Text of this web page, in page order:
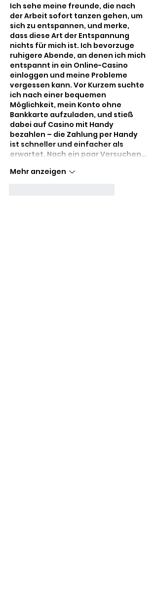
Ich sehe meine freunde, die nach
der Arbeit sofort tanzen gehen, um
sich zu entspannen, und merke,
dass diese Art der Entspannung
nichts für mich ist. Ich bevorzuge
ruhigere Abende, an denen ich mich
entspannt in ein Online-Casino
einloggen und meine Probleme
vergessen kann. Vor Kurzem suchte
ich nach einer bequemen
Möglichkeit, mein Konto ohne
Bankkarte aufzuladen, und stieß
dabei auf Casino mit Handy
bezahlen – die Zahlung per Handy
ist schneller und einfacher als
erwartet. Nach ein paar Versuchen…
Mehr anzeigen